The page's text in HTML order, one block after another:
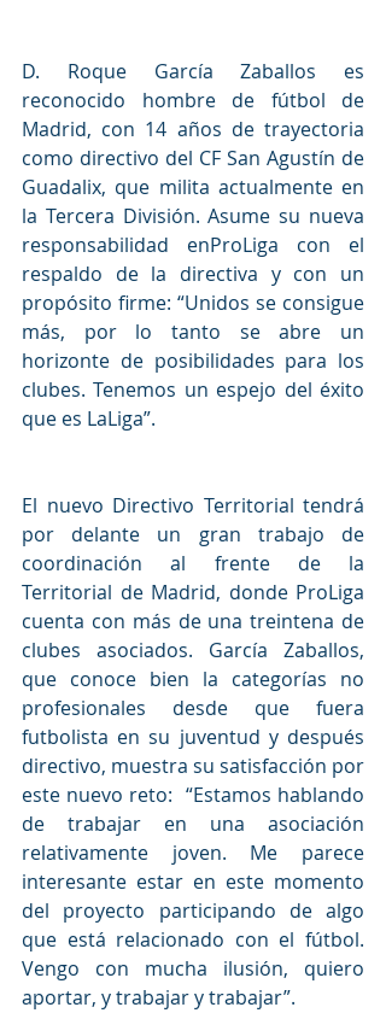
D. Roque García Zaballos es
reconocido hombre de fútbol de
Madrid, con 14 años de trayectoria
como directivo del CF San Agustín de
Guadalix, que milita actualmente en
la Tercera División. Asume su nueva
responsabilidad enProLiga con el
respaldo de la directiva y con un
propósito firme: “Unidos se consigue
más, por lo tanto se abre un
horizonte de posibilidades para los
clubes. Tenemos un espejo del éxito
que es LaLiga”.
El nuevo Directivo Territorial tendrá
por delante un gran trabajo de
coordinación al frente de la
Territorial de Madrid, donde ProLiga
cuenta con más de una treintena de
clubes asociados. García Zaballos,
que conoce bien la categorías no
profesionales desde que fuera
futbolista en su juventud y después
directivo, muestra su satisfacción por
este nuevo reto:  “Estamos hablando
de trabajar en una asociación
relativamente joven. Me parece
interesante estar en este momento
del proyecto participando de algo
que está relacionado con el fútbol.
Vengo con mucha ilusión, quiero
aportar, y trabajar y trabajar”.